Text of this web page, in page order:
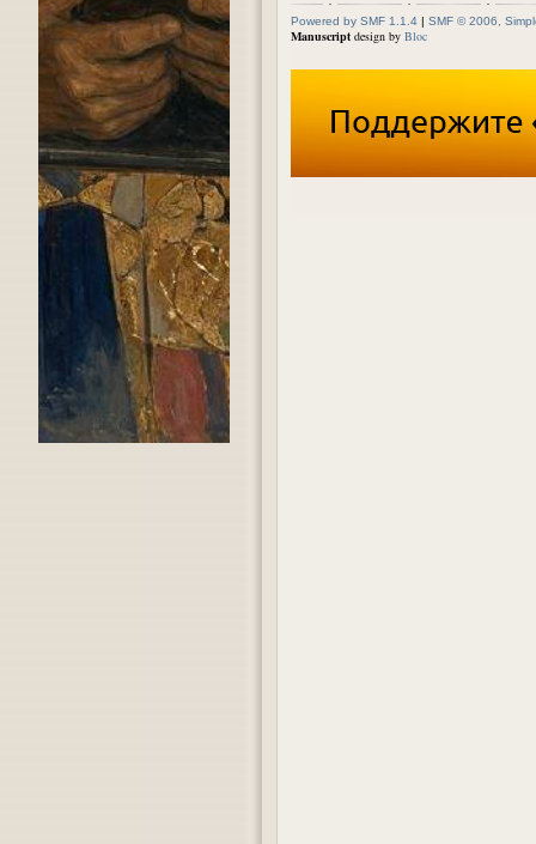
Powered by SMF 1.1.4 | SMF © 2006,
Manuscript design by Bloc